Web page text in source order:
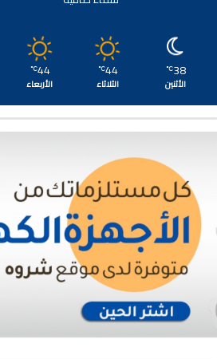
38
℃
الأثنين
44
℃
الثلاثاء
44
℃
الأربعاء